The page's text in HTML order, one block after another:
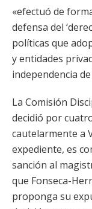
«efectuó de
defensa del
políticas que
y entidades
independencia
La Comisión
decidió por
cautelarmente a
expediente, es
sanción al
que Fonseca-
proponga su